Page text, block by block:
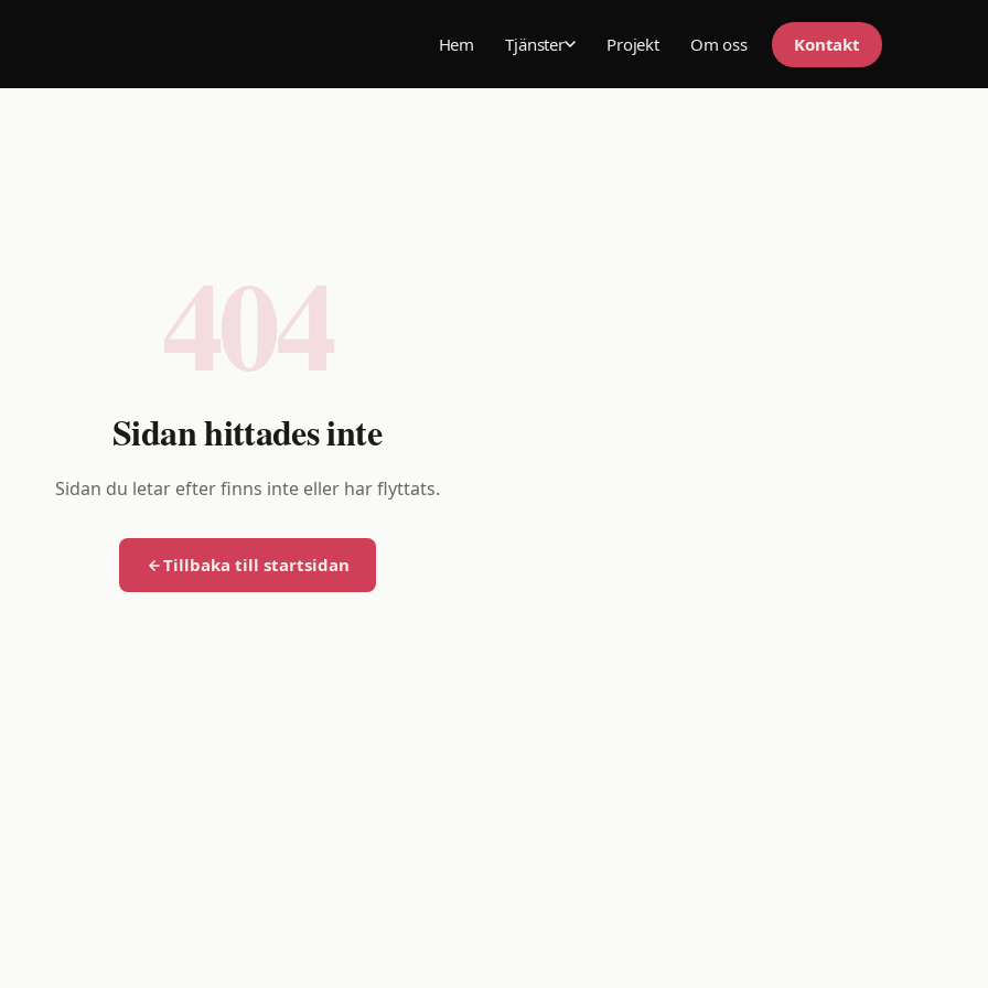
Hem Tjänster Projekt Om oss Kontakt
404
Sidan hittades inte
Sidan du letar efter finns inte eller har flyttats.
Tillbaka till startsidan